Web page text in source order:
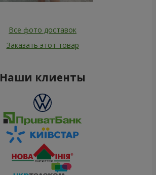
Все фото доставок
Заказать этот товар
Наши клиенты